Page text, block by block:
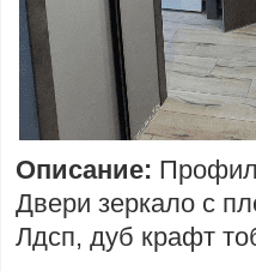
Описание:
Двери зеркало с
Лдсп, дуб крафт